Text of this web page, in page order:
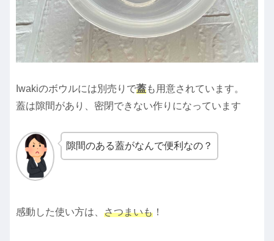
Iwakiのボウルには別売りで蓋も用意されています。
蓋は隙間があり、密閉できない作りになっています
隙間のある蓋がなんで便利なの？
感動した使い方は、 さつまいも ！